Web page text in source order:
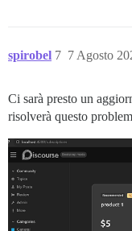
spirobel 7 Agosto
7
Ci sarà presto un
risolverà questo